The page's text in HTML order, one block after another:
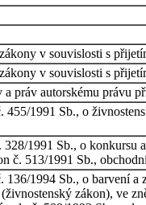
v souvislosti s
v souvislosti s
práv autorskému právu
1991 Sb., o
1991 Sb., o
č. 513/1991 Sb.,
136/1994 Sb., o barvení
zákon), ve